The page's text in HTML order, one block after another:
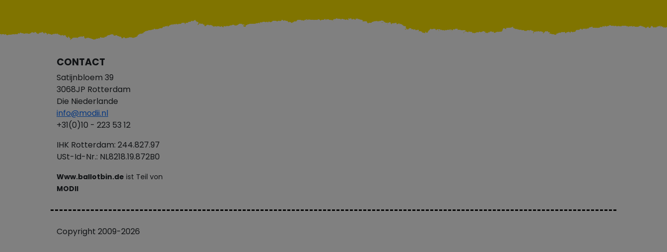
CONTACT
Satijnbloem 39
3068JP Rotterdam
Die Niederlande
info@modii.nl
+31(0)10 - 223 53 12
IHK Rotterdam: 244.827.97
USt-Id-Nr.: NL8218.19.872B0
Www.ballotbin.de ist Teil von
MODII
Copyright 2009-2026